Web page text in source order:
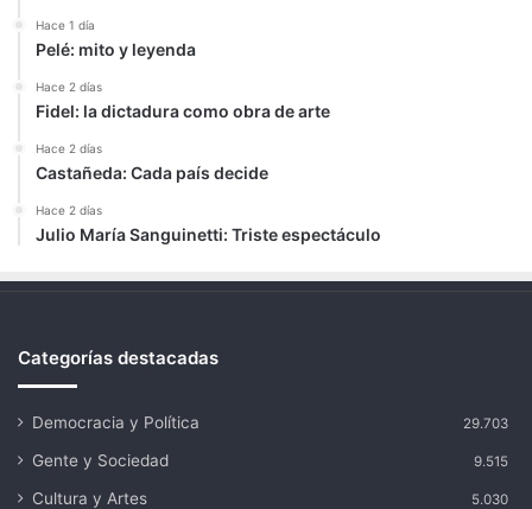
Hace 1 día
Pelé: mito y leyenda
Hace 2 días
Fidel: la dictadura como obra de arte
Hace 2 días
Castañeda: Cada país decide
Hace 2 días
Julio María Sanguinetti: Triste espectáculo
Categorías destacadas
Democracia y Política 29.703
Gente y Sociedad 9.515
Cultura y Artes 5.030